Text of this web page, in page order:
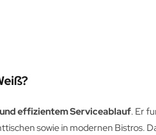
effizientem Serviceablauf. Er
sowie in modernen Bistros.